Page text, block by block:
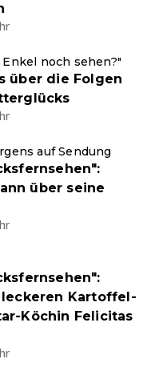
noch sehen?"
über die Folgen
auf Sendung
über seine
Kartoffel-
Köchin Felicitas